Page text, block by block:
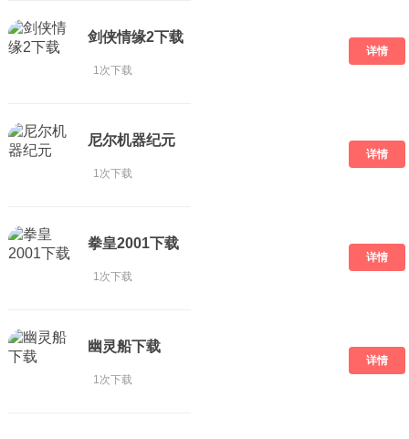
剑侠情缘2下载
1次下载
详情
尼尔机器纪元
1次下载
详情
拳皇2001下载
1次下载
详情
幽灵船下载
1次下载
详情